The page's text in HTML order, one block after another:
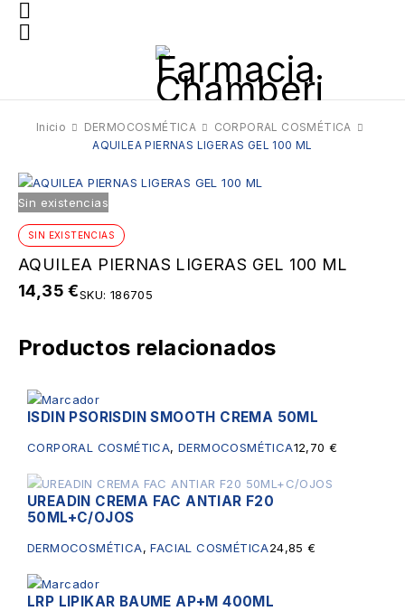
Inicio DERMOCOSMÉTICA
CORPORAL COSMÉTICA
AQUILEA PIERNAS LIGERAS GEL 100 ML
Sin existencias
SIN EXISTENCIAS
AQUILEA PIERNAS LIGERAS GEL 100 ML
14,35€SKU: 186705
Productos relacionados
ISDIN PSORISDIN SMOOTH CREMA 50ML
CORPORAL COSMÉTICA,DERMOCOSMÉTICA12,70€
Sin existencias
UREADIN CREMA FAC ANTIAR F20
50ML+C/OJOS
DERMOCOSMÉTICA,FACIAL COSMÉTICA24,85€
LRP LIPIKAR BAUME AP+M 400ML